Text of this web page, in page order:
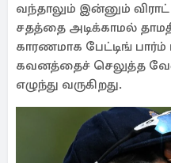
வந்தாலும் இன்னும்
சதத்தை அடிக்காமல்
காரணமாக பேட்டிங்
கவனத்தைச் செலுத்த
எழுந்து வருகிறது.